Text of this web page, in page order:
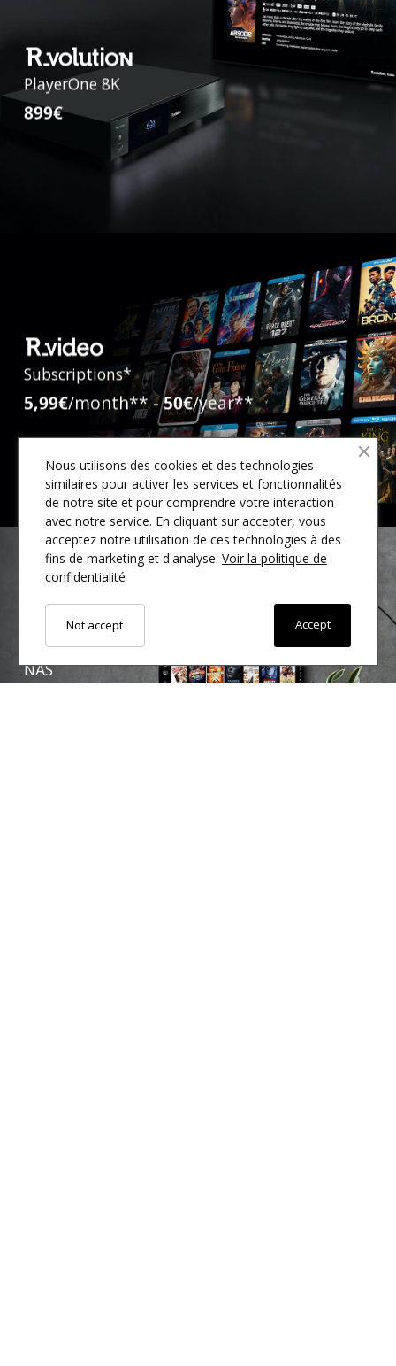
PlayerOne 8K
899€
Subscriptions*
5,99€/month** -50€/year**
NAS
Nous utilisons des cookies et des technologies
similaires pour activer les services et fonctionnalités
de notre site et pour comprendre votre interaction
avec notre service. En cliquant sur accepter, vous
acceptez notre utilisation de ces technologies à des
fins de marketing et d'analyse. Voir la politique de
confidentialité
Accept
Not accept